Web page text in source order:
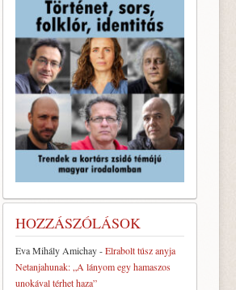
HOZZÁSZÓLÁSOK
Eva Mihály Amichay-Elrabolt túsz anyja
Netanjahunak: „A lányom egy hamaszos
unokával térhet haza”